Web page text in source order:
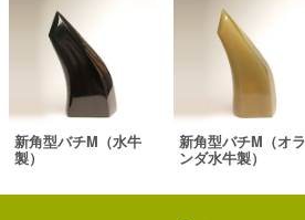
新角型バチM（水牛
製）
新角型バチM（オラ
ンダ水牛製）